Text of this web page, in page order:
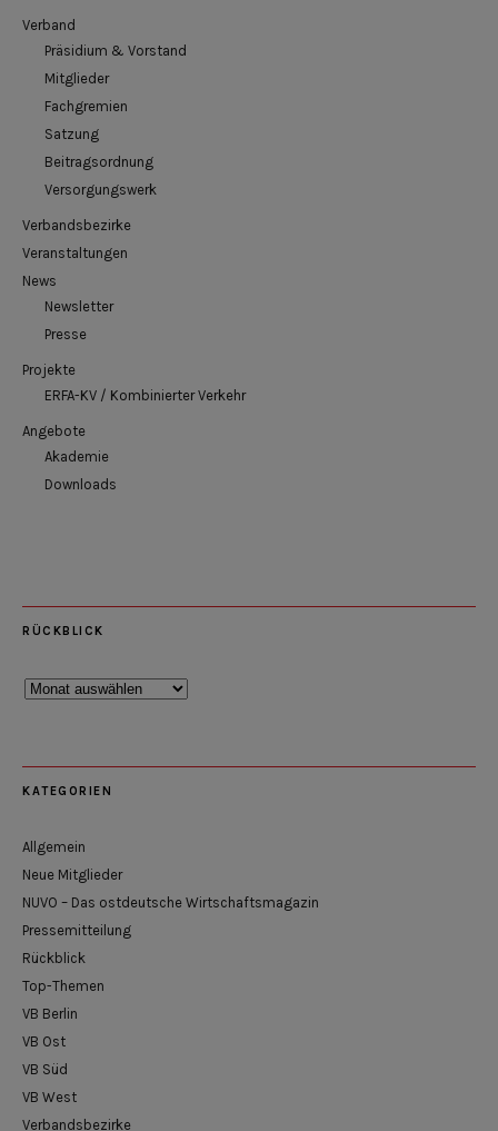
Verband
Präsidium & Vorstand
Mitglieder
Fachgremien
Satzung
Beitragsordnung
Versorgungswerk
Verbandsbezirke
Veranstaltungen
News
Newsletter
Presse
Projekte
ERFA-KV / Kombinierter Verkehr
Angebote
Akademie
Downloads
RÜCKBLICK
Rückblick
KATEGORIEN
Allgemein
Neue Mitglieder
NUVO – Das ostdeutsche Wirtschaftsmagazin
Pressemitteilung
Rückblick
Top-Themen
VB Berlin
VB Ost
VB Süd
VB West
Verbandsbezirke